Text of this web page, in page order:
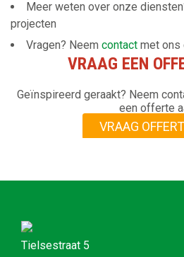
Meer weten over onze
projecten
Vragen? Neem contact met ons
VRAAG EEN
Geïnspireerd geraakt? Neem
een offerte
VRAAG
Tielsestraat 5